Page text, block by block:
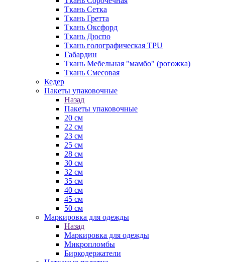
Ткань Сетка
Ткань Гретта
Ткань Оксфорд
Ткань Дюспо
Ткань голографическая TPU
Габардин
Ткань Мебельная "мамбо" (рогожка)
Ткань Смесовая
Кедер
Пакеты упаковочные
Назад
Пакеты упаковочные
20 см
22 см
23 см
25 см
28 см
30 см
32 см
35 см
40 см
45 см
50 см
Маркировка для одежды
Назад
Маркировка для одежды
Микропломбы
Биркодержатели